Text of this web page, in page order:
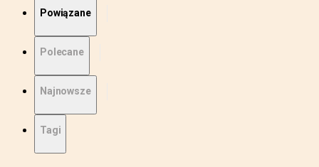
Powiązane
Polecane
Najnowsze
Tagi